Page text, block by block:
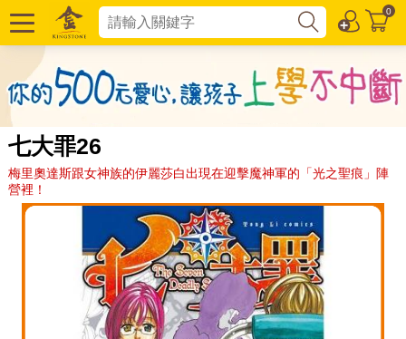
0
七大罪26
梅里奧達斯跟女神族的伊麗莎白出現在迎擊魔神軍的「光之聖痕」陣
營裡！